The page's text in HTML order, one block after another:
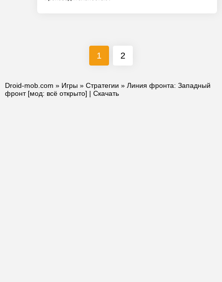
1 2
Droid-mob.com » Игры » Стратегии » Линия фронта: Западный
фронт [мод: всё открыто] | Скачать